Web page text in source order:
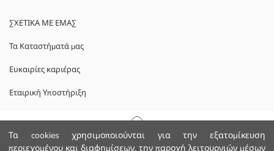
Τα cookies χρησιμοποιούνται για την εξατομίκευση
περιεχομένου και διαφημίσεων, την παροχή λειτουργιών μέσων
Αρχική Σελίδα
ΣΧΕΤΙΚΑ ΜΕ ΕΜΑΣ
Τα Καταστήματά μας
Ευκαιρίες καριέρας
Εταιρική Υποστήριξη